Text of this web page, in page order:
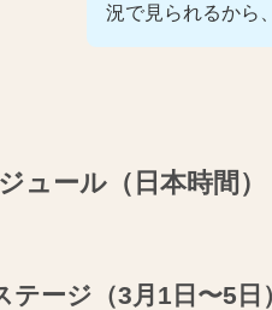
況で見られるから
ュール（日本時間）
テージ（3月1日〜5日